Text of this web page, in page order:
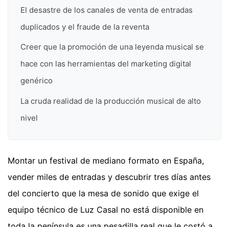
El desastre de los canales de venta de entradas
duplicados y el fraude de la reventa
Creer que la promoción de una leyenda musical se
hace con las herramientas del marketing digital
genérico
La cruda realidad de la producción musical de alto
nivel
Montar un festival de mediano formato en España,
vender miles de entradas y descubrir tres días antes
del concierto que la mesa de sonido que exige el
equipo técnico de Luz Casal no está disponible en